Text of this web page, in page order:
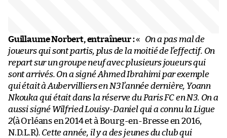
Guillaume Norbert, entraîneur :«
On a pas mal de
joueurs qui sont partis, plus de la moitié de l’effectif. On
repart sur un groupe neuf avec plusieurs joueurs qui
sont arrivés. On a signé Ahmed Ibrahimi par exemple
qui était à Aubervilliers en N3 l’année dernière, Yoann
Nkouka qui était dans la réserve du Paris FC en N3. On a
aussi signé Wilfried Louisy-Daniel qui a connu la Ligue
2(à Orléans en 2014 et à Bourg-en-Bresse en 2016,
N.D.L.R). Cette année, il y a des jeunes du club qui